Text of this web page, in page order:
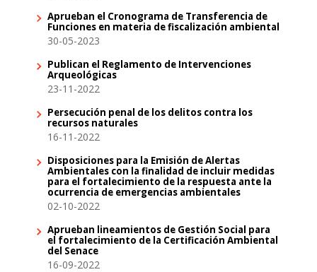
Aprueban el Cronograma de Transferencia de
Funciones en materia de fiscalización ambiental
30-05-2023
Publican el Reglamento de Intervenciones
Arqueológicas
23-11-2022
Persecución penal de los delitos contra los
recursos naturales
16-11-2022
Disposiciones para la Emisión de Alertas
Ambientales con la finalidad de incluir medidas
para el fortalecimiento de la respuesta ante la
ocurrencia de emergencias ambientales
02-10-2022
Aprueban lineamientos de Gestión Social para
el fortalecimiento de la Certificación Ambiental
del Senace
16-09-2022